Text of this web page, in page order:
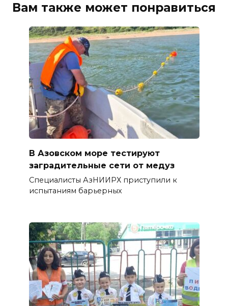
Вам также может понравиться
В Азовском море тестируют
заградительные сети от медуз
Специалисты АзНИИРХ приступили к
испытаниям барьерных